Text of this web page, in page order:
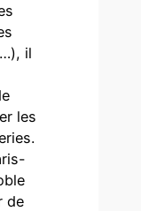
il
les
de